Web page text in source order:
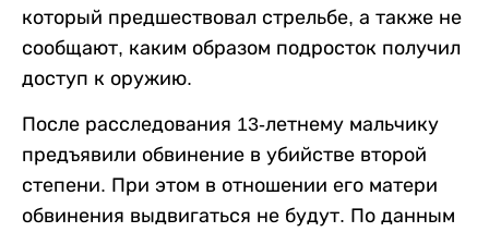
который предшествовал стрельбе, а также не
сообщают, каким образом подросток получил
доступ к оружию.
После расследования 13-летнему мальчику
предъявили обвинение в убийстве второй
степени. При этом в отношении его матери
обвинения выдвигаться не будут. По данным